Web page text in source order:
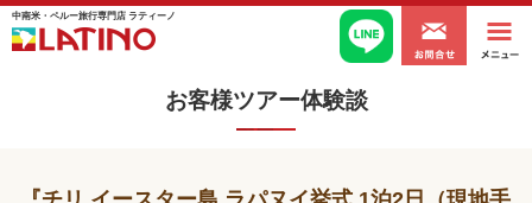
中南米・ペルー旅行専門店 ラティーノ
お客様ツアー体験談